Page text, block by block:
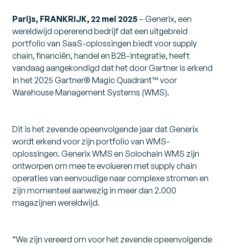
Parijs, FRANKRIJK, 22 mei 2025 – Generix, een
wereldwijd opererend bedrijf dat een uitgebreid
portfolio van SaaS-oplossingen biedt voor supply
chain, financiën, handel en B2B-integratie, heeft
vandaag aangekondigd dat het door Gartner is erkend
in het 2025 Gartner® Magic Quadrant™ voor
Warehouse Management Systems (WMS).
Dit is het zevende opeenvolgende jaar dat Generix
wordt erkend voor zijn portfolio van WMS-
oplossingen. Generix WMS en Solochain WMS zijn
ontworpen om mee te evolueren met supply chain
operaties van eenvoudige naar complexe stromen en
zijn momenteel aanwezig in meer dan 2.000
magazijnen wereldwijd.
“We zijn vereerd om voor het zevende opeenvolgende